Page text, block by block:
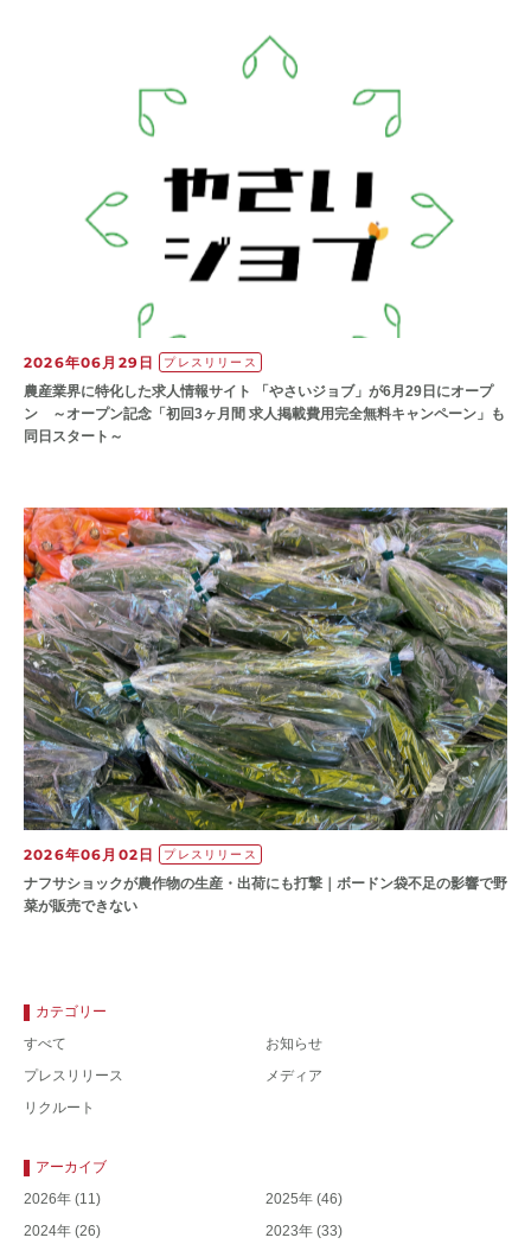
2026年06月29日 プレスリリース
農産業界に特化した求人情報サイト 「やさいジョブ」が6月29日にオープ
ン ～オープン記念「初回3ヶ月間 求人掲載費用完全無料キャンペーン」も
同日スタート～
2026年06月02日 プレスリリース
ナフサショックが農作物の⽣産・出荷にも打撃｜ボードン袋不⾜の影響で野
菜が販売できない
カテゴリー
すべて
お知らせ
プレスリリース
メディア
リクルート
アーカイブ
2026年 (11) 2025年 (46)
2024年 (26) 2023年 (33)